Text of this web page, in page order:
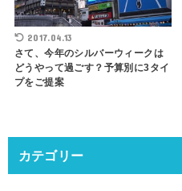
2017.04.13
さて、今年のシルバーウィークは
どうやって過ごす？予算別に3タイ
プをご提案
カテゴリー